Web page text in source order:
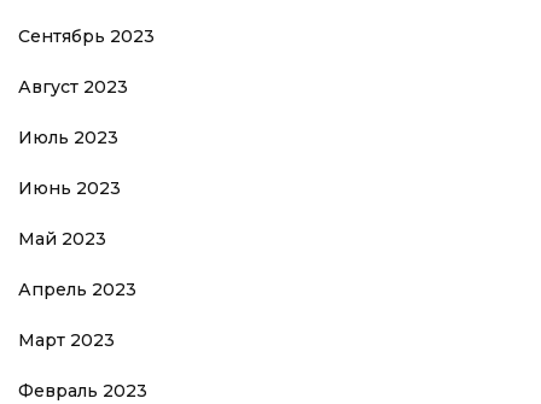
Сентябрь 2023
Август 2023
Июль 2023
Июнь 2023
Май 2023
Апрель 2023
Март 2023
Февраль 2023